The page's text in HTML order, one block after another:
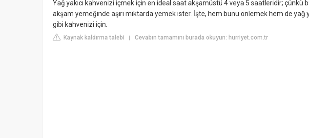
Yağ yakıcı kahvenizi içmek için en ideal saat akşamüstü 4 veya 5 saatleridir; çünkü
akşam yemeğinde aşırı miktarda yemek ister. İşte, hem bunu önlemek hem de yağ
gibi kahvenizi için.
Kaynak kaldırma talebi Cevabın tamamını burada okuyun: hurriyet.com.tr